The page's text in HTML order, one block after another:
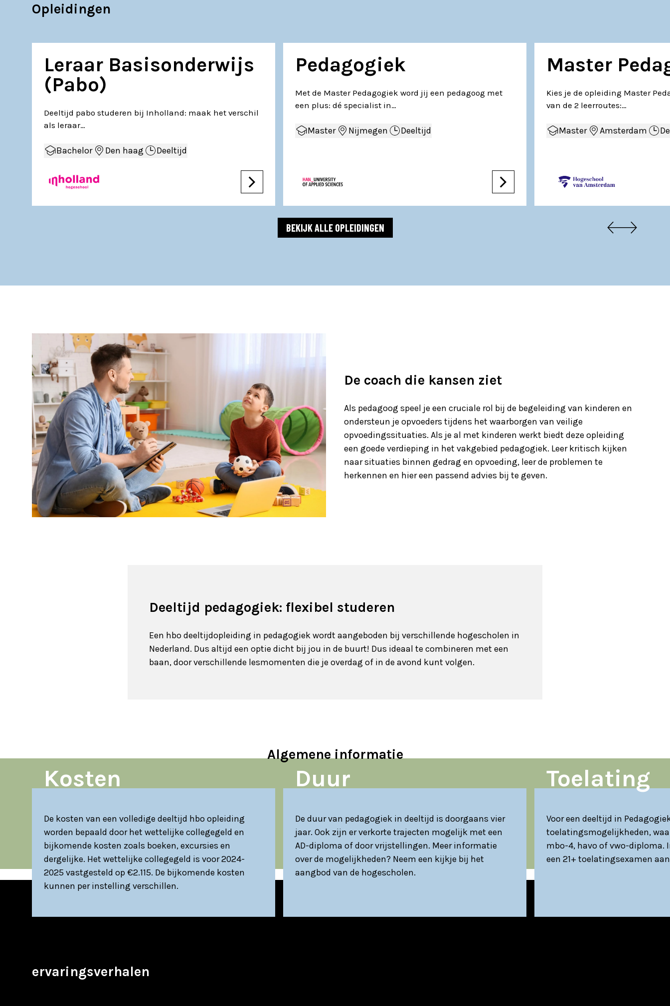
Opleidingen
Leraar Basisonderwijs
(Pabo)
Deeltijd pabo studeren bij Inholland: maak het verschil
als leraar…
Bachelor Den haag Deeltijd
Pedagogiek
Met de Master Pedagogiek word jij een pedagoog met
een plus: dé specialist in…
Master Nijmegen Deeltijd
Master
Kies je de opleiding Master
van de 2 leerroutes:…
Master Amsterdam
BEKIJK ALLE OPLEIDINGEN
De coach die kansen ziet
Als pedagoog speel je een cruciale rol bij de begeleiding van kinderen en
ondersteun je opvoeders tijdens het waarborgen van veilige
opvoedingssituaties. Als je al met kinderen werkt biedt deze opleiding
een goede verdieping in het vakgebied pedagogiek. Leer kritisch kijken
naar situaties binnen gedrag en opvoeding, leer de problemen te
herkennen en hier een passend advies bij te geven.
Deeltijd pedagogiek: flexibel studeren
Een hbo deeltijdopleiding in pedagogiek wordt aangeboden bij verschillende hogescholen in
Nederland. Dus altijd een optie dicht bij jou in de buurt! Dus ideaal te combineren met een
baan, door verschillende lesmomenten die je overdag of in de avond kunt volgen.
Algemene informatie
Kosten
De kosten van een volledige deeltijd hbo opleiding
worden bepaald door het wettelijke collegegeld en
bijkomende kosten zoals boeken, excursies en
dergelijke. Het wettelijke collegegeld is voor 2024-
2025 vastgesteld op €2.115. De bijkomende kosten
kunnen per instelling verschillen.
Duur
De duur van pedagogiek in deeltijd is doorgaans vier
jaar. Ook zijn er verkorte trajecten mogelijk met een
AD-diploma of door vrijstellingen. Meer informatie
over de mogelijkheden? Neem een kijkje bij het
aangbod van de hogescholen.
Toelating
Voor een deeltijd in
toelatingsmogelijkheden,
mbo-4, havo of vwo-diploma.
een 21+ toelatingsexamen
ervaringsverhalen